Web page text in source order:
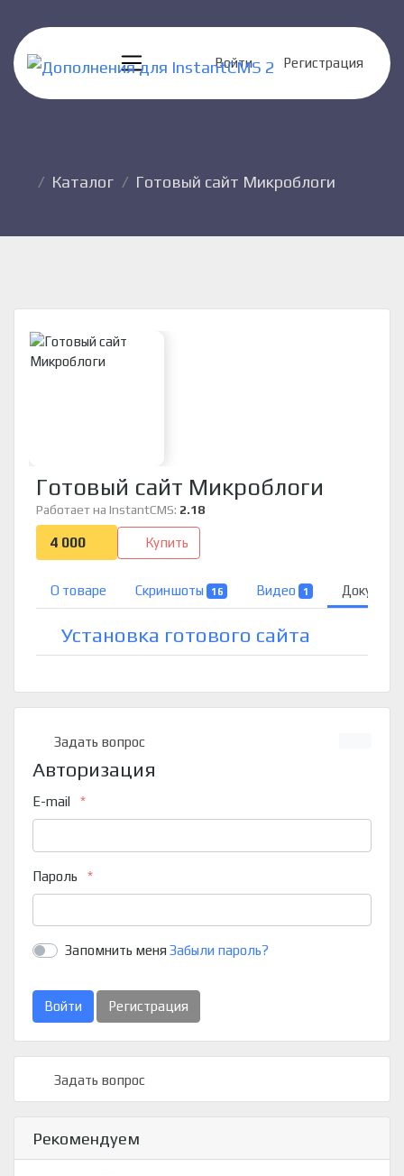
Войти Регистрация
Каталог Готовый сайт Микроблоги
Задать вопрос
Авторизация
E-mail
Пароль
Запомнить меня Забыли пароль?
Войти Регистрация
Задать вопрос
Рекомендуем
Готовый сайт Микроблоги
Работает на InstantCMS: 2.18
4 000 Купить
О товаре Скриншоты 16 Видео 1
Установка готового сайта